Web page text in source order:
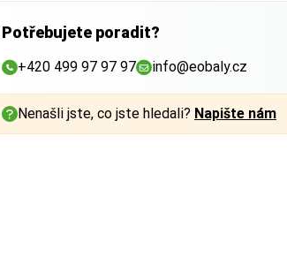
Potřebujete poradit?
+420 499 97 97 97 info@eobaly.cz
Nenašli jste, co jste hledali? Napište nám